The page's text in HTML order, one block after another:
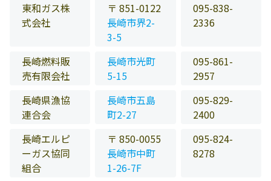
東和ガス株
式会社
〒 851-0122
長崎市界2-
3-5
095-838-
2336
長崎燃料販
売有限会社
長崎市光町
5-15
095-861-
2957
長崎県漁協
連合会
長崎市五島
町2-27
095-829-
2400
長崎エルピ
ーガス協同
組合
〒 850-0055
長崎市中町
1-26-7F
095-824-
8278